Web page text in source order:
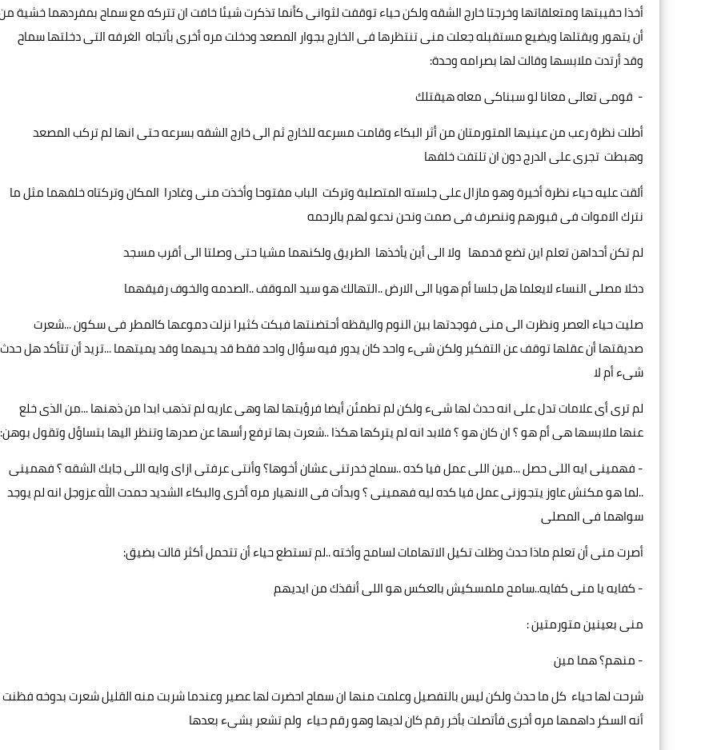
أخذا حقيبتها ومتعلقاتها وخرجتا خارج الشقه ولكن حياء توقفت لثوانى كأنما تذكرت شيئا خافت ان تتركه مع سماح بمفردهما خشية
أن يتهور ويقتلها ويضيع مستقبله جعلت منى تنتظرها فى الخارج بجوار المصعد ودخلت مره أخرى بأتجاه الغرفه التى دخلتها سماح
وقد أرتدت ملابسها وقالت لها بصرامه وحدة:
- قومى تعالى معانا لو سبناكى معاه هيقتلك
أطلت نظرة رعب من عينيها المتورمتان من أثر البكاء وقامت مسرعه للخارج ثم الى خارج الشقه بسرعه حتى انها لم تركب المصعد
وهبطت تجرى على الدرج دون ان تلتفت خلفها
ألقت عليه حياء نظرة أخيرة وهو مازال على جلسته المتصلبة وتركت الباب مفتوحا وأخذت منى وغادرا المكان وتركتاه خلفهما مثل ما
نترك الاموات فى قبورهم وننصرف فى صمت ونحن ندعو لهم بالرحمه
لم تكن أحداهن تعلم اين تضع قدمها ولا الى أين يأخذها الطريق ولكنهما مشيا حتى وصلتا الى أقرب مسجد
دخلا مصلى النساء لايعلما هل جلسا أم هويا الى الارض ..التهالك هو سيد الموقف ..الصدمه والخوف رفيقهما
صليت حياء العصر ونظرت الى منى فوجدتها بين النوم واليقظه أحتضنتها فبكت كثيرا نزلت دموعها كالمطر فى سكون ...شعرت
صديقتها أن عقلها توقف عن التفكير ولكن شىء واحد كان يدور فيه سؤال واحد فقط قد يحيهما وقد يميتهما ...تريد أن تتأكد هل حدث
شىء أم لا
لم ترى أى علامات تدل على انه حدث لها شىء ولكن لم تطمئن أيضا فرؤيتها لها وهى عاريه لم تذهب ابدا من ذهنها ...من الذى خلع
عنها ملابسها هى أم هو ؟ ان كان هو ؟ فلابد انه لم يتركها هكذا ..شعرت بها ترفع رأسها عن صدرها وتنظر اليها بتساؤل وتقول بوهن:
- فهمينى ايه اللى حصل ...مين اللى عمل فيا كده ..سماح خدرتنى عشان أخوها؟ وأنتى عرفتى ازاى وايه اللى جابك الشقه ؟ فهمينى
..لما هو مكنش عاوز يتجوزنى عمل فيا كده ليه فهمينى ؟ وبدأت فى الانهيار مره أخرى والبكاء الشديد حمدت الله عزوجل انه لم يوجد
سواهما فى المصلى
أصرت منى أن تعلم ماذا حدث وظلت تكيل الاتهامات لسامح وأخته ..لم تستطع حياء أن تتحمل أكثر قالت بضيق:
- كفايه يا منى كفايه..سامح ملمسكيش بالعكس هو اللى أنقذك من ايديهم
منى بعينين متورمتين :
- منهم؟ هما مين
شرحت لها حياء كل ما حدث ولكن ليس بالتفصيل وعلمت منها ان سماح احضرت لها عصير وعندما شربت منه القليل شعرت بدوخه فظنت
أنه السكر داهمها مره أخرى فأتصلت بأخر رقم كان لديها وهو رقم حياء ولم تشعر بشىء بعدها